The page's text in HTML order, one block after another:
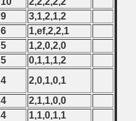
9
3,1,2,1,2
6
1,ef,2,2,1
5
1,2,0,2,0
5
0,1,1,1,2
4
2,0,1,0,1
4
2,1,1,0,0
4
1,1,0,1,1